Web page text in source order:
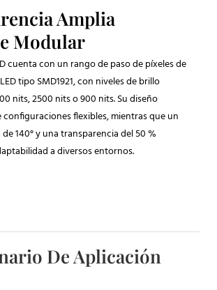
Amplia
Modular
cuenta con un rango de paso de píxeles de
tipo SMD1921, con niveles de brillo
nits, 2500 nits o 900 nits. Su diseño
flexibles, mientras que un
140° y una transparencia del 50 %
a diversos entornos.
De Aplicación